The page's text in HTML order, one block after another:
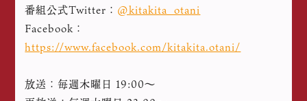
番組公式Twitter： @kitakita_otani
Facebook：
https://www.facebook.com/kitakita.otani/
放送：毎週木曜日 19:00〜